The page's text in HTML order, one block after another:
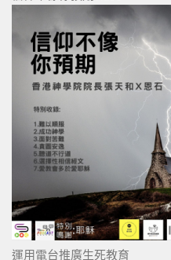
運用電台推廣生死教育